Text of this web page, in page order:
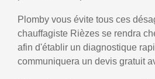
Plomby vous évite tous ces
chauffagiste Rièzes se rendra
afin d'établir un diagnostique
communiquera un devis gratuit